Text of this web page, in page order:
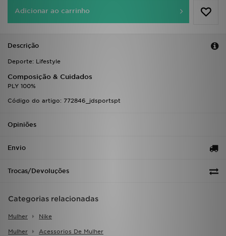
Adicionar ao carrinho
Descrição
Deporte: Lifestyle
Composição & Cuidados
PLY 100%
Código do artigo: 772846_jdsportspt
Opiniões
Envio
Trocas/Devoluções
Categorias relacionadas
Mulher Nike
Mulher Acessorios De Mulher